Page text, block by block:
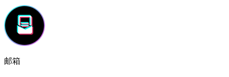
邮箱